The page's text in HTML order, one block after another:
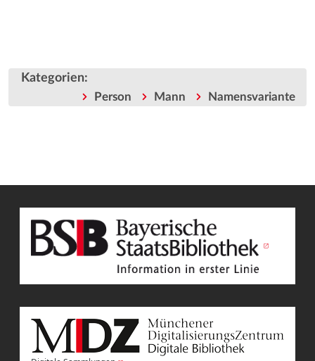
Kategorien:
Person Mann Namensvariante